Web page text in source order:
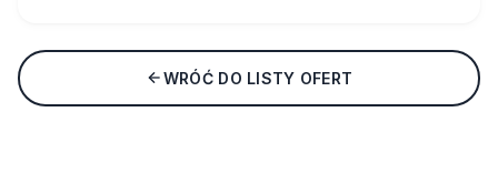
WRÓĆ DO LISTY OFERT